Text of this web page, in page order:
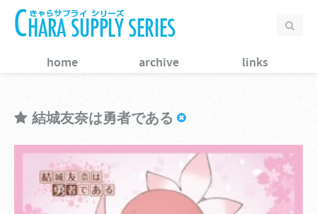
home archive links
結城友奈は勇者である